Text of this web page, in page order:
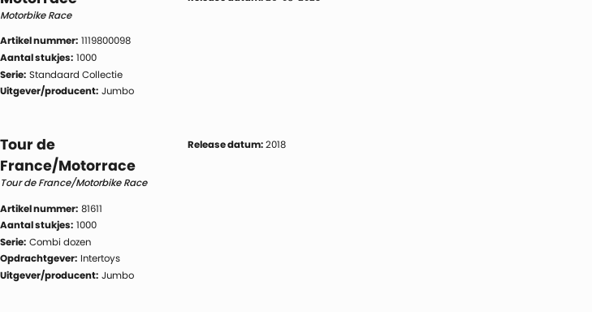
Motorbike Race
Artikel nummer: 1119800098
Aantal stukjes: 1000
Serie: Standaard Collectie
Uitgever/producent: Jumbo
Tour de
France/Motorrace
Tour de France/Motorbike Race
Artikel nummer: 81611
Aantal stukjes: 1000
Serie: Combi dozen
Opdrachtgever: Intertoys
Uitgever/producent: Jumbo
Release datum: 2018